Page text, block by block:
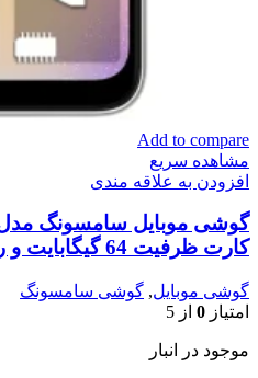
Add to compare
مشاهده سریع
افزودن به علاقه مندی
کارت ظرفیت 64 گیگابایت و رم 4 گیگابایت
گوشی موبایل, گوشی سامسونگ
امتیاز 0 از 5
موجود در انبار